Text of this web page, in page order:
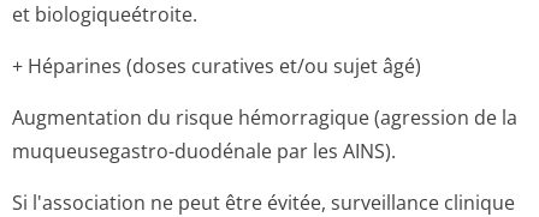
et biologiqueétroite.
+ Héparines (doses curatives et/ou sujet âgé)
Augmentation du risque hémorragique (agression de la
muqueusegastro-duodénale par les AINS).
Si l'association ne peut être évitée, surveillance clinique